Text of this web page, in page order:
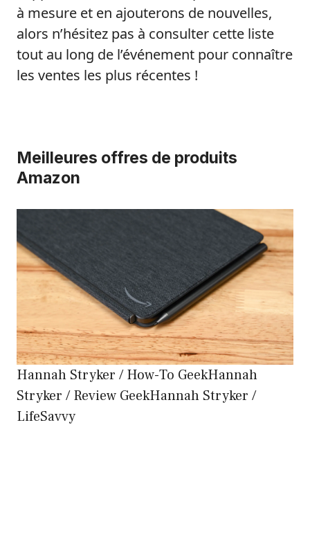
à mesure et en ajouterons de nouvelles,
alors n’hésitez pas à consulter cette liste
tout au long de l’événement pour connaître
les ventes les plus récentes !
Meilleures offres de produits
Amazon
Hannah Stryker / How-To GeekHannah
Stryker / Review GeekHannah Stryker /
LifeSavvy